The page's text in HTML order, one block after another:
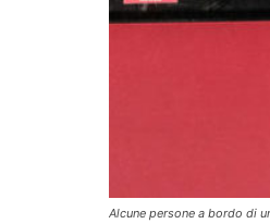
Alcune persone a bordo di